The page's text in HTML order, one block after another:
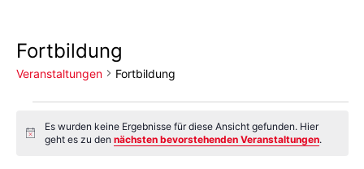
Fortbildung
Veranstaltungen Fortbildung
Veranstaltungen
Hinweis
Es wurden keine Ergebnisse für diese Ansicht gefunden. Hier
geht es zu dennächsten bevorstehenden Veranstaltungen.